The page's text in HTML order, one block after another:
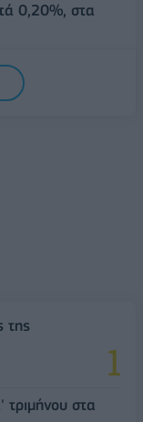
0,20%, στα
της
στα